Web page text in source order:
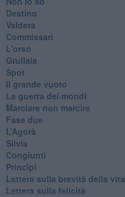
Destino
Valdera
Commissari
L'orso
Grullaia
Spot
​Il grande vuoto
​La guerra dei mondi
Marciare non marcire
Fase due
L’Agorà
Silvia
Congiunti
Principi
​Lettera sulla brevità della vita
​Lettera sulla felicità